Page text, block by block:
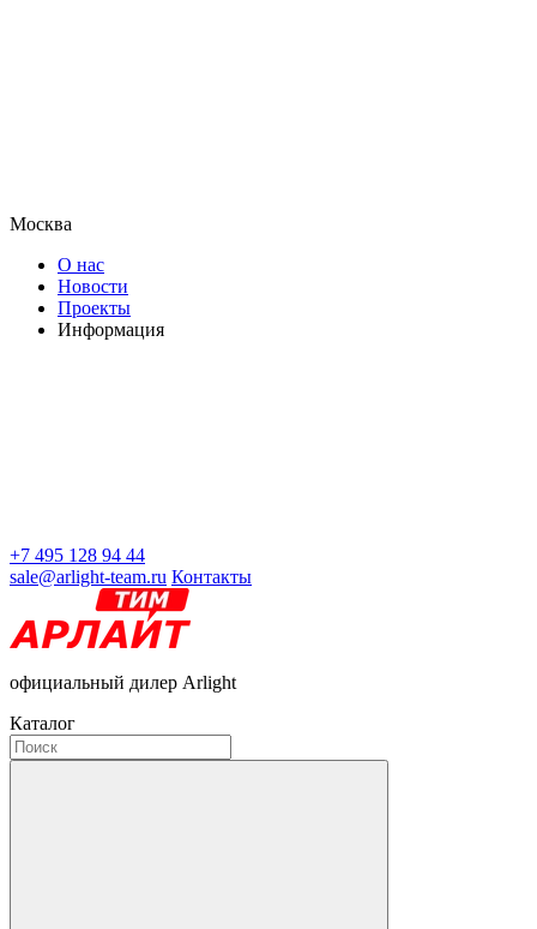
Москва
О нас
Новости
Проекты
Информация
+7 495 128 94 44
sale@arlight-team.ru Контакты
официальный дилер Arlight
Каталог